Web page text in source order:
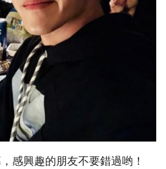
感興趣的朋友不要錯過哟！